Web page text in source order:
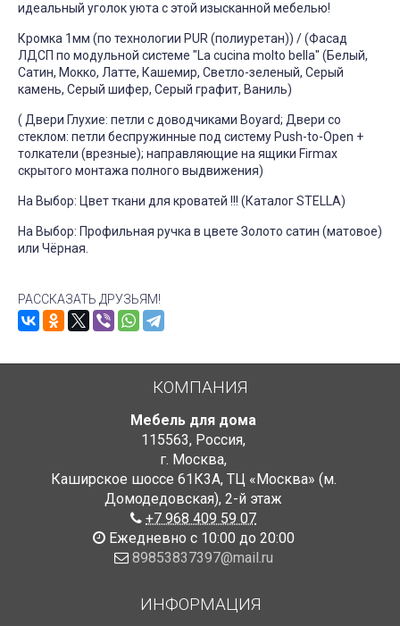
идеальный уголок уюта с этой изысканной мебелью!
Кромка 1мм (по технологии PUR (полиуретан)) / (Фасад
ЛДСП по модульной системе "La cucina molto bella" (Белый,
Сатин, Мокко, Латте, Кашемир, Светло-зеленый, Серый
камень, Серый шифер, Серый графит, Ваниль)
( Двери Глухие: петли с доводчиками Boyard; Двери со
стеклом: петли беспружинные под систему Push-to-Open +
толкатели (врезные); направляющие на ящики Firmax
скрытого монтажа полного выдвижения)
На Выбор: Цвет ткани для кроватей !!! (Каталог STELLA)
На Выбор: Профильная ручка в цвете Золото сатин (матовое)
или Чёрная.
РАССКАЗАТЬ ДРУЗЬЯМ!
КОМПАНИЯ
Мебель для дома
115563, Россия,
г. Москва,
Каширское шоссе 61К3А, ТЦ «Москва» (м.
Домодедовская), 2-й этаж
+7 968 409 59 07
Ежедневно с 10:00 до 20:00
89853837397@mail.ru
ИНФОРМАЦИЯ